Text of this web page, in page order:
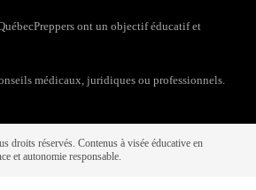
ont un objectif éducatif et
médicaux, juridiques ou professionnels.
droits réservés. Contenus à visée éducative en
et autonomie responsable.